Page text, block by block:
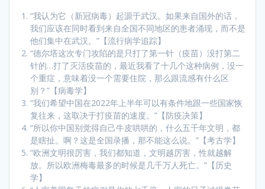
“我认为它（新冠病毒）起源于武汉。如果来自国外的话，
我们应该在同时看到来自全国不同地区的患者涌现，而不是
他们集中在武汉。”【流行病学追踪】
“德尔塔这次专门攻陷的是只打了第一针（疫苗）没打第二
针的…打了灭活疫苗的，最近我看了十几个这种病例，没一
个重症，意味着没一个需要住院，那么跟流感有什么区
别？”【病毒学】
“我们希望中国在2022年上半年可以有条件地跟一些国家恢
复往来，这取决于打疫苗的速度。”【防疫决策】
“所以你中国别觉得自己牛皮哄哄的，什么五千年文明，都
是瞎扯。啊？这是全国录播，那不能这么说。”【考古学】
“欧洲文明很厉害，我们都知道，文明越厉害，性就越解
放。所以欧洲梅毒最多的时候是几千万人死亡。”【历史
学】